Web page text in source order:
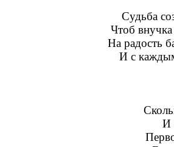
Судьба
Чтоб
На радость
И с
И